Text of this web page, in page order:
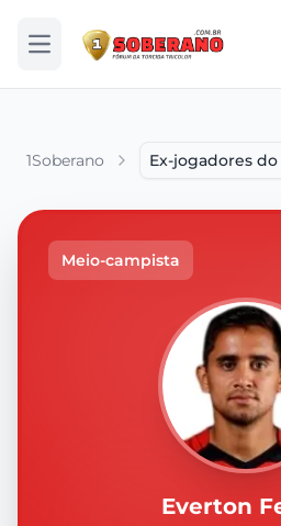
Abrir menu
1Soberano Ex-jogadores do
Meio-campista
Everton